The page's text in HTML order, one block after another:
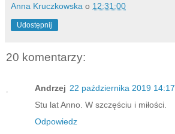
Anna Kruczkowska o 12:31:00
Udostępnij
20 komentarzy:
Andrzej 22 października 2019 14:17
Stu lat Anno. W szczęściu i miłości.
Odpowiedz